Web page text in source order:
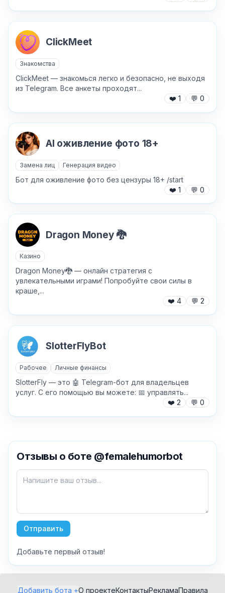
Как добавить бота?
антиспам
Текст обращения (необязательно)
ClickMeet
Знакомства
ClickMeet — знакомься легко и безопасно, не выходя
из Telegram. Все анкеты проходят...
❤️ 1 💬 0
AI оживление фото 18+
Замена лиц Генерация видео
Бот для оживление фото без цензуры 18+ /start
❤️ 1 💬 0
Dragon Money 🐉
Казино
Dragon Money🐉 — онлайн стратегия с
увлекательными играми! Попробуйте свои силы в
краше,...
❤️ 4 💬 2
SlotterFlyBot
Рабочее Личные финансы
SlotterFly — это 🤖 Telegram-бот для владельцев
услуг. С его помощью вы можете: 📅 управлять...
❤️ 2 💬 0
Отзывы о боте @femalehumorbot
Отправить
Добавьте первый отзыв!
Добавить бота +О проектеКонтактыРекламаПравила